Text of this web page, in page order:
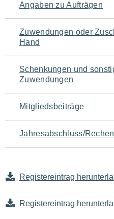
Angaben zu Aufträgen
Zuwendungen oder
Hand
Schenkungen und
Zuwendungen
Mitgliedsbeiträge
Jahresabschluss/
Registereintrag
Registereintrag